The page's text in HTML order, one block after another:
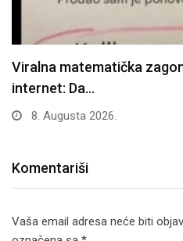
Odrastao je uz baku, a
6. Augusta 2026.
Komentariši
Vaša email adresa neće biti